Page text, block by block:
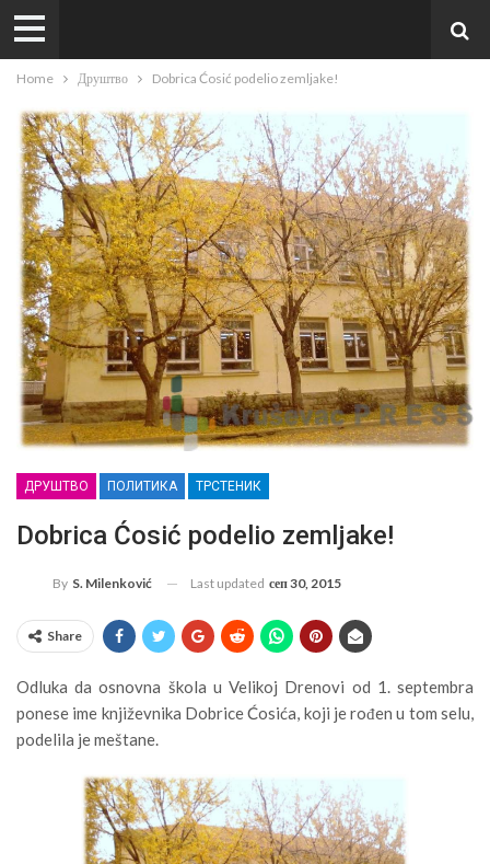
Home Друштво Dobrica Ćosić podelio zemljake!
ДРУШТВО ПОЛИТИКА ТРСТЕНИК
Dobrica Ćosić podelio zemljake!
By S. Milenković Last updated сеп 30, 2015
Share
Odluka da osnovna škola u Velikoj Drenovi od 1. septembra
ponese ime književnika Dobrice Ćosića, koji je rođen u tom selu,
podelila je meštane.